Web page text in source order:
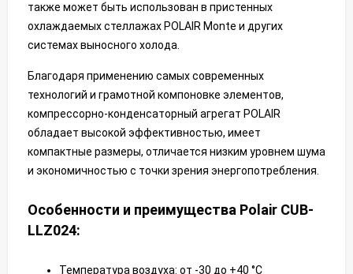
также может быть использован в пристенных
охлаждаемых стеллажах POLAIR Monte и других
системах выносного холода.
Благодаря применению самых современных
технологий и грамотной компоновке элементов,
компрессорно-конденсаторный агрегат POLAIR
обладает высокой эффективностью, имеет
компактные размеры, отличается низким уровнем шума
и экономичностью с точки зрения энергопотребления.
Особенности и преимущества Polair CUB-
LLZ024:
Температура воздуха: от -30 до +40 °С